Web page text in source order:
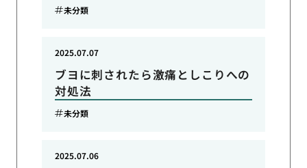
未分類
ブヨに刺されたら激痛としこりへの
対処法
2025.07.07
未分類
2025.07.06